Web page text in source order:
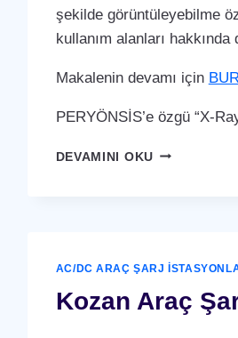
şekilde görüntüleyebilme
kullanım alanları
Makalenin devamı için
PERYÖNSİS’e özgü “X-
DEVAMINI OKUKOZAN
AC/DC ARAÇ ŞARJ
Kozan Araç